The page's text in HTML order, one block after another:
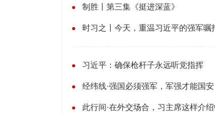
制胜丨第三集《挺进深蓝》
时习之丨今天，重温习近平的强军嘱
习近平：确保枪杆子永远听党指挥
经纬线·强国必须强军，军强才能国安
此行间·在外交场合，习主席这样介